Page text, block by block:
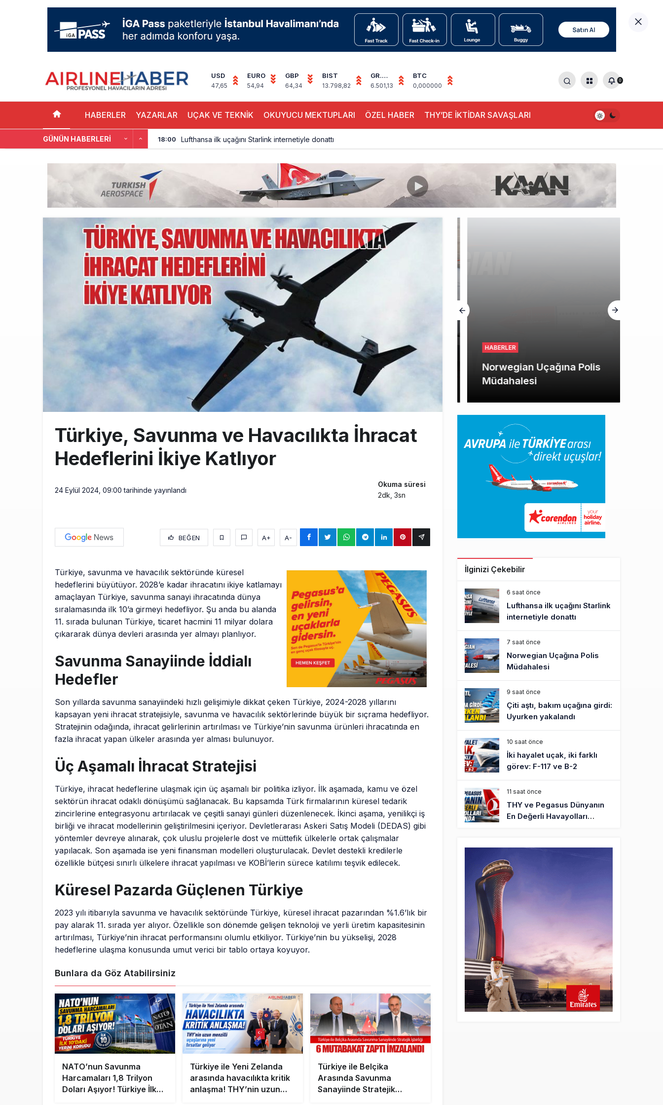
USD
47,65
EURO
54,94
GBP
64,34
BIST
13.798,82
GR.
ALTIN
6.501,13
BTC
0,000000
0
HABERLER YAZARLAR UÇAK VE TEKNİK OKUYUCU MEKTUPLARI ÖZEL HABER THY’DE İKTİDAR SAVAŞLARI
GÜNÜN HABERLERI 18:00 Lufthansa ilk uçağını Starlink internetiyle donattı
British Airways A380 seferlerini yüzde 28 azaltıyor
Çiti aştı, bakım uçağına girdi: Uyurken yakalandı
14:00 İki hayalet uçak, iki farklı görev: F-117 ve B-2
13:00 THY ve Pegasus Dünyanın En Değerli Havayolları Arasında
12:00 Fly Baghdad ABD yaptırım listesinden çıkarıldı
11:00 Elektrikli uçaklar Avrupa’da kısa rotalara hazırlanıyor
Türkiye, Savunma ve Havacılıkta İhracat
Hedeflerini İkiye Katlıyor
24 Eylül 2024, 09:00 tarihinde yayınlandı
Okuma süresi
2dk, 3sn
BEĞEN A+ A-
Türkiye, savunma ve havacılık sektöründe küresel
hedeflerini büyütüyor. 2028’e kadar ihracatını ikiye katlamayı
amaçlayan Türkiye, savunma sanayi ihracatında dünya
sıralamasında ilk 10’a girmeyi hedefliyor. Şu anda bu alanda
11. sırada bulunan Türkiye, ticaret hacmini 11 milyar dolara
çıkararak dünya devleri arasında yer almayı planlıyor.
Savunma Sanayiinde İddialı
Hedefler
Son yıllarda savunma sanayiindeki hızlı gelişimiyle dikkat çeken Türkiye, 2024-2028 yıllarını
kapsayan yeni ihracat stratejisiyle, savunma ve havacılık sektörlerinde büyük bir sıçrama hedefliyor.
Stratejinin odağında, ihracat gelirlerinin artırılması ve Türkiye’nin savunma ürünleri ihracatında en
fazla ihracat yapan ülkeler arasında yer alması bulunuyor.
Üç Aşamalı İhracat Stratejisi
Türkiye, ihracat hedeflerine ulaşmak için üç aşamalı bir politika izliyor. İlk aşamada, kamu ve özel
sektörün ihracat odaklı dönüşümü sağlanacak. Bu kapsamda Türk firmalarının küresel tedarik
zincirlerine entegrasyonu artırılacak ve çeşitli sanayi günleri düzenlenecek. İkinci aşama, yenilikçi iş
birliği ve ihracat modellerinin geliştirilmesini içeriyor. Devletlerarası Askeri Satış Modeli (DEDAS) gibi
yöntemler devreye alınarak, çok uluslu projelerle dost ve müttefik ülkelerle ortak çalışmalar
yapılacak. Son aşamada ise yeni finansman modelleri oluşturulacak. Devlet destekli kredilerle
özellikle bütçesi sınırlı ülkelere ihracat yapılması ve KOBİ’lerin sürece katılımı teşvik edilecek.
Küresel Pazarda Güçlenen Türkiye
2023 yılı itibarıyla savunma ve havacılık sektöründe Türkiye, küresel ihracat pazarından %1.6’lık bir
pay alarak 11. sırada yer alıyor. Özellikle son dönemde gelişen teknoloji ve yerli üretim kapasitesinin
artırılması, Türkiye’nin ihracat performansını olumlu etkiliyor. Türkiye’nin bu yükselişi, 2028
hedeflerine ulaşma konusunda umut verici bir tablo ortaya koyuyor.
Bunlara da Göz Atabilirsiniz
NATO’nun Savunma
Harcamaları 1,8 Trilyon
Doları Aşıyor! Türkiye İlk
Türkiye ile Yeni Zelanda
arasında havacılıkta kritik
anlaşma! THY’nin uzun
Türkiye ile Belçika
Arasında Savunma
Sanayiinde Stratejik
HABERLER
Norwegian Uçağına Polis
Müdahalesi
İlginizi Çekebilir
6 saat önce
Lufthansa ilk uçağını Starlink
internetiyle donattı
7 saat önce
Norwegian Uçağına Polis
Müdahalesi
9 saat önce
Çiti aştı, bakım uçağına girdi:
Uyurken yakalandı
10 saat önce
İki hayalet uçak, iki farklı
görev: F-117 ve B-2
11 saat önce
THY ve Pegasus Dünyanın
En Değerli Havayolları
Fly Baghdad ABD yaptırım
listesinden çıkarıldı
13 saat önce
Elektrikli uçaklar Avrupa’da
kısa rotalara hazırlanıyor
Trump’ı taşıyan Marine One,
yolcu uçağına fazla yaklaştı
14 saat önce
Emirates A380 yolcu